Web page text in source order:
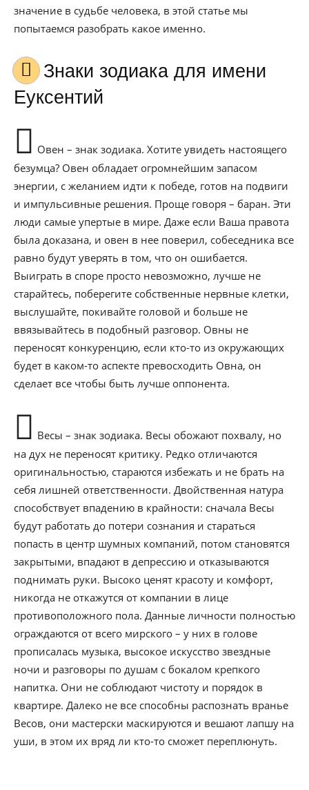
значение в судьбе человека, в этой статье мы
попытаемся разобрать какое именно.
Знаки зодиака для имени
Еуксентий
Овен – знак зодиака. Хотите увидеть настоящего
безумца? Овен обладает огромнейшим запасом
энергии, с желанием идти к победе, готов на подвиги
и импульсивные решения. Проще говоря – баран. Эти
люди самые упертые в мире. Даже если Ваша правота
была доказана, и овен в нее поверил, собеседника все
равно будут уверять в том, что он ошибается.
Выиграть в споре просто невозможно, лучше не
старайтесь, поберегите собственные нервные клетки,
выслушайте, покивайте головой и больше не
ввязывайтесь в подобный разговор. Овны не
переносят конкуренцию, если кто-то из окружающих
будет в каком-то аспекте превосходить Овна, он
сделает все чтобы быть лучше оппонента.
Весы – знак зодиака. Весы обожают похвалу, но
на дух не переносят критику. Редко отличаются
оригинальностью, стараются избежать и не брать на
себя лишней ответственности. Двойственная натура
способствует впадению в крайности: сначала Весы
будут работать до потери сознания и стараться
попасть в центр шумных компаний, потом становятся
закрытыми, впадают в депрессию и отказываются
поднимать руки. Высоко ценят красоту и комфорт,
никогда не откажутся от компании в лице
противоположного пола. Данные личности полностью
ограждаются от всего мирского – у них в голове
прописалась музыка, высокое искусство звездные
ночи и разговоры по душам с бокалом крепкого
напитка. Они не соблюдают чистоту и порядок в
квартире. Далеко не все способны распознать вранье
Весов, они мастерски маскируются и вешают лапшу на
уши, в этом их вряд ли кто-то сможет переплюнуть.